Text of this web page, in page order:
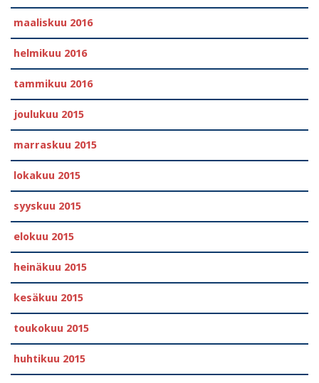
maaliskuu 2016
helmikuu 2016
tammikuu 2016
joulukuu 2015
marraskuu 2015
lokakuu 2015
syyskuu 2015
elokuu 2015
heinäkuu 2015
kesäkuu 2015
toukokuu 2015
huhtikuu 2015